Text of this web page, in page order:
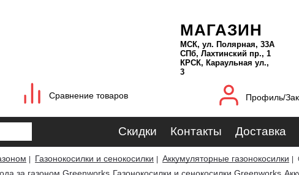
МАГАЗИН
МСК, ул. Полярная, 33А
СПб, Лахтинский пр., 1
КРСК, Караульная ул.,
3
Сравнение товаров Профиль/
Скидки Контакты Доставка
Газонокосилки и сенокосилки Аккумуляторные газонокосилки